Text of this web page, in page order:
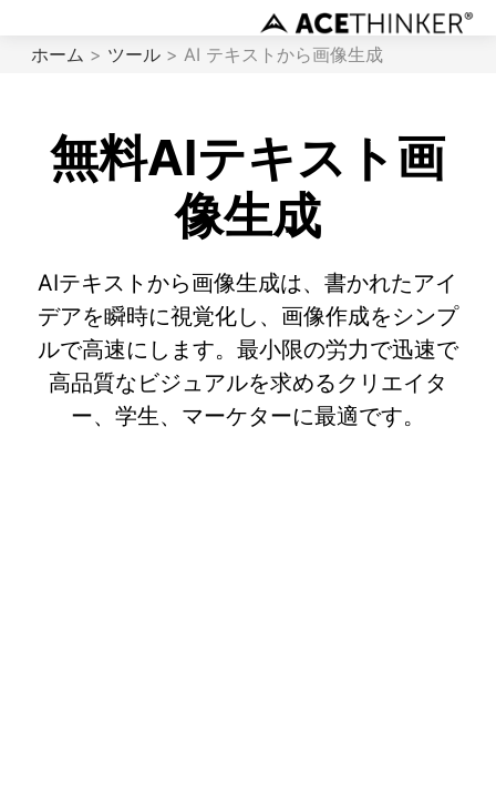
ホーム > ツール > AI テキストから画像生成
無料AIテキスト画
像生成
AIテキストから画像生成は、書かれたアイ
デアを瞬時に視覚化し、画像作成をシンプ
ルで高速にします。最小限の労力で迅速で
高品質なビジュアルを求めるクリエイタ
ー、学生、マーケターに最適です。